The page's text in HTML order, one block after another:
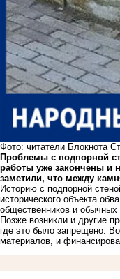
Фото: читатели Блокнота
Проблемы с подпорной
работы уже закончены и
заметили, что между
Историю с подпорной
исторического объекта
общественников и обычных
Позже возникли и другие
где это было запрещено.
материалов, и